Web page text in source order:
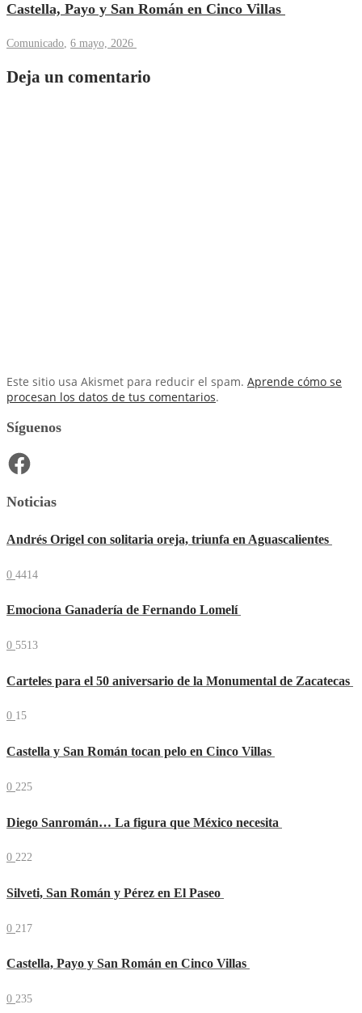
Castella, Payo y San Román en Cinco Villas
Comunicado, 6 mayo, 2026
Deja un comentario
Este sitio usa Akismet para reducir el spam. Aprende cómo se
procesan los datos de tus comentarios.
Síguenos
Facebook
Noticias
Andrés Origel con solitaria oreja, triunfa en Aguascalientes
0 4414
Emociona Ganadería de Fernando Lomelí
0 5513
Carteles para el 50 aniversario de la Monumental de Zacatecas
0 15
Castella y San Román tocan pelo en Cinco Villas
0 225
Diego Sanromán… La figura que México necesita
0 222
Silveti, San Román y Pérez en El Paseo
0 217
Castella, Payo y San Román en Cinco Villas
0 235